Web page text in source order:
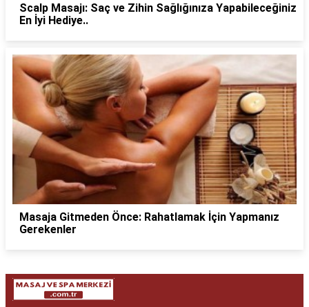
Scalp Masajı: Saç ve Zihin Sağlığınıza Yapabileceğiniz
En İyi Hediye..
Masaja Gitmeden Önce: Rahatlamak İçin Yapmanız
Gerekenler